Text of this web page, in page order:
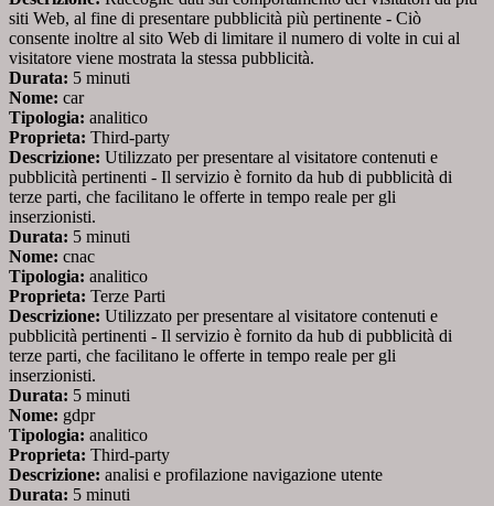
siti Web, al fine di presentare pubblicità più pertinente - Ciò
consente inoltre al sito Web di limitare il numero di volte in cui al
visitatore viene mostrata la stessa pubblicità.
Durata: 5 minuti
Nome: car
Tipologia: analitico
Proprieta: Third-party
Descrizione: Utilizzato per presentare al visitatore contenuti e
pubblicità pertinenti - Il servizio è fornito da hub di pubblicità di
terze parti, che facilitano le offerte in tempo reale per gli
inserzionisti.
Durata: 5 minuti
Nome: cnac
Tipologia: analitico
Proprieta: Terze Parti
Descrizione: Utilizzato per presentare al visitatore contenuti e
pubblicità pertinenti - Il servizio è fornito da hub di pubblicità di
terze parti, che facilitano le offerte in tempo reale per gli
inserzionisti.
Durata: 5 minuti
Nome: gdpr
Tipologia: analitico
Proprieta: Third-party
Descrizione: analisi e profilazione navigazione utente
Durata: 5 minuti